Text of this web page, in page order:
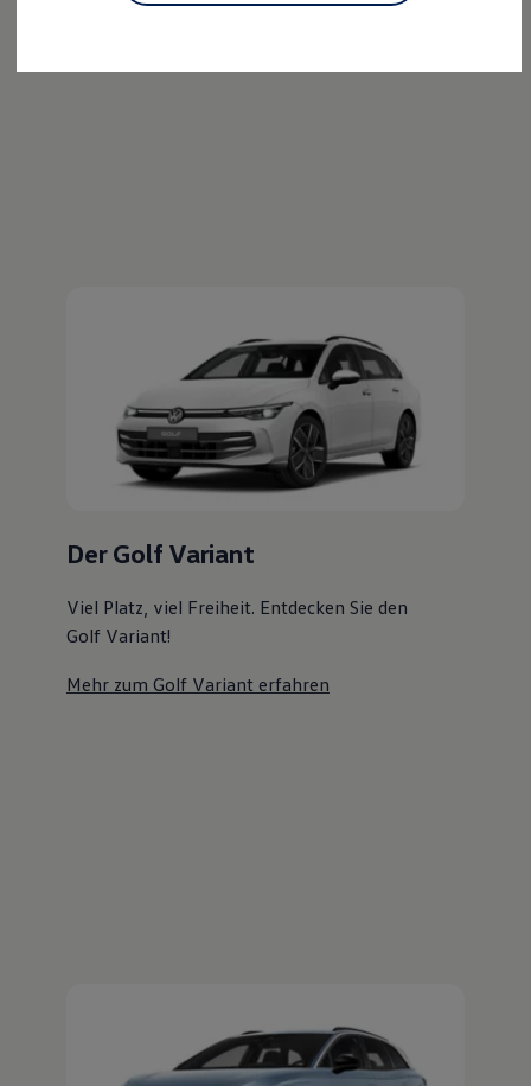
Warn- und Kontrollleuchten
Assistenzsysteme
Digitale Betriebsanleitung
Live Beratung
Magazin
Lifestyle
Transport
Familie
Pannen- und Unfallhilfe
Der Golf Variant
Viel Platz, viel Freiheit. Entdecken Sie den
Golf Variant!
Mehr zum Golf Variant erfahren